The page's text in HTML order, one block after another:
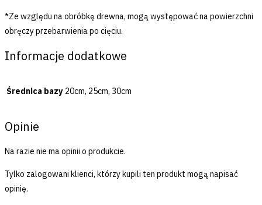
*Ze względu na obróbkę drewna, mogą występować na powierzchni
obręczy przebarwienia po cięciu.
Informacje dodatkowe
Średnica bazy 20cm, 25cm, 30cm
Opinie
Na razie nie ma opinii o produkcie.
Tylko zalogowani klienci, którzy kupili ten produkt mogą napisać
opinię.